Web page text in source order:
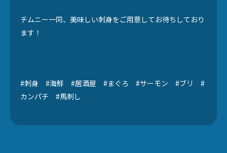
チムニー一同、美味しい刺身をご用意してお待ちしており
ます！
#刺身 #海鮮 #居酒屋 #まぐろ #サーモン #ブリ #
カンパチ #馬刺し